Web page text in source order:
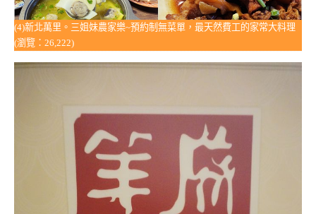
(4)新北萬里。三姐妹農家樂~預約制無菜單，最天然費工的家常大料理
(瀏覽：26,222)